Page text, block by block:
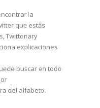
la
que estás
Twittonary
explicaciones
buscar en todo
del alfabeto.